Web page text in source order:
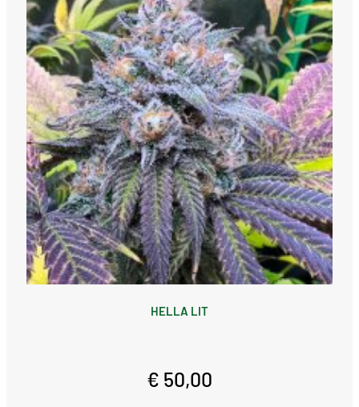
HELLA LIT
€ 50,00